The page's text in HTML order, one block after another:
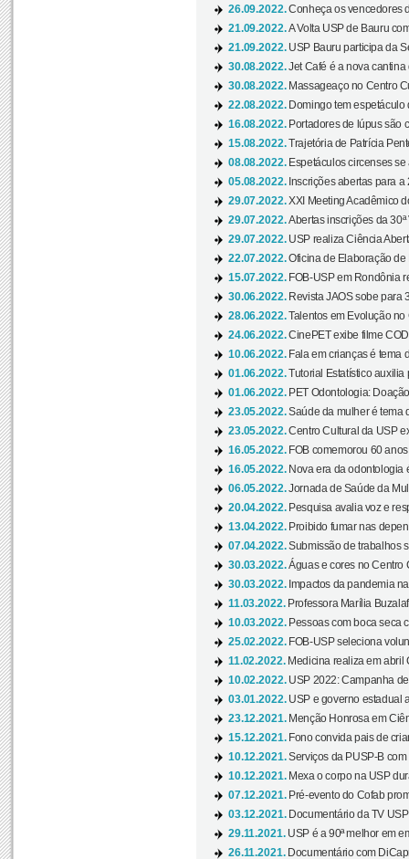
26.09.2022.Conheça os vencedores
21.09.2022.A Volta USP de Bauru
21.09.2022. USP Bauru participa da
30.08.2022.Jet Café é a nova
30.08.2022. Massageaço no Centro
22.08.2022. Domingo tem espetáculo
16.08.2022. Portadores de lúpus são
15.08.2022.Trajetória de Patrícia
08.08.2022. Espetáculos circenses
05.08.2022. Inscrições abertas para a
29.07.2022.XXI Meeting Acadêmico
29.07.2022.Abertas inscrições da 30ª
29.07.2022. USP realiza Ciência
22.07.2022.Oficina de Elaboração de
15.07.2022. FOB-USP em Rondônia
30.06.2022. Revista JAOS sobe para
28.06.2022.Talentos em Evolução no
24.06.2022.CinePET exibe filme
10.06.2022. Fala em crianças é tema
01.06.2022.Tutorial Estatístico auxilia
01.06.2022. PET Odontologia:
23.05.2022.Saúde da mulher é tema
23.05.2022.Centro Cultural da USP
16.05.2022. FOB comemorou 60
16.05.2022. Nova era da odontologia
06.05.2022.Jornada de Saúde da
20.04.2022. Pesquisa avalia voz e
13.04.2022. Proibido fumar nas
07.04.2022.Submissão de trabalhos
30.03.2022.Águas e cores no Centro
30.03.2022. Impactos da pandemia
11.03.2022. Professora Marília
10.03.2022. Pessoas com boca seca
25.02.2022. FOB-USP seleciona
11.02.2022. Medicina realiza em abril
10.02.2022. USP 2022: Campanha
03.01.2022. USP e governo estadual
23.12.2021. Menção Honrosa em
15.12.2021. Fono convida pais de
10.12.2021.Serviços da PUSP-B
10.12.2021. Mexa o corpo na USP
07.12.2021. Pré-evento do Cofab
03.12.2021. Documentário da TV
29.11.2021. USP é a 90ª melhor em
26.11.2021. Documentário com